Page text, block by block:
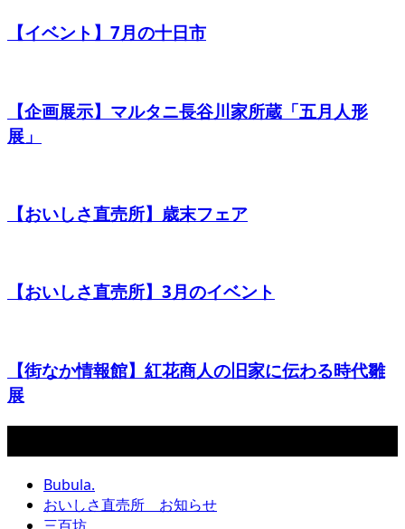
【イベント】7月の十日市
【企画展示】マルタニ長谷川家所蔵「五月人形
展」
【おいしさ直売所】歳末フェア
【おいしさ直売所】3月のイベント
【街なか情報館】紅花商人の旧家に伝わる時代雛
展
Bubula.
おいしさ直売所 お知らせ